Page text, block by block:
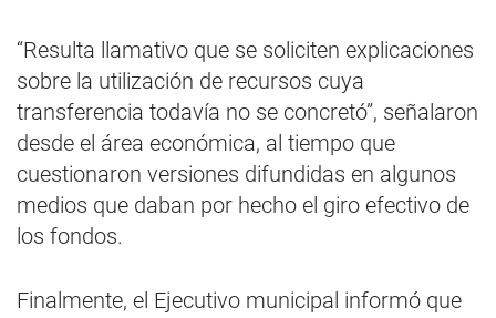
“Resulta llamativo que se soliciten explicaciones
sobre la utilización de recursos cuya
transferencia todavía no se concretó”, señalaron
desde el área económica, al tiempo que
cuestionaron versiones difundidas en algunos
medios que daban por hecho el giro efectivo de
los fondos.
Finalmente, el Ejecutivo municipal informó que